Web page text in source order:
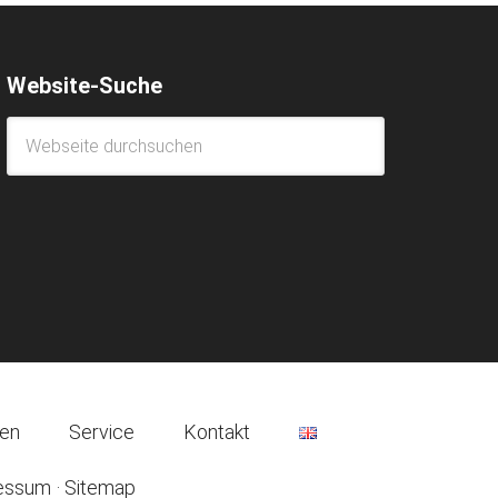
Website-Suche
Service Kontakt
· Sitemap